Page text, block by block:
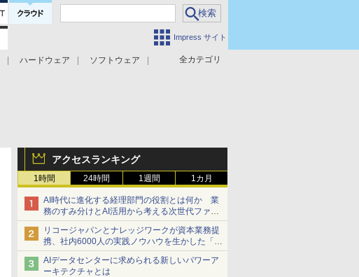
Impress サイト
全カテゴリ
ハードウェア
ソフトウェア
アクセスランキング
1時間 24時間 1週間 1カ月
AI時代に進化する経理部門の役割とは何か 業
務のすみ分けとAI活用から考える次世代ファイ
ナンス戦略
リコージャパンとナレッジワークが資本業務提
携、社内6000人の実践ノウハウを生かした「AI
商談記録 for RICOH」を展開へ
AIデータセンターに求められる新しいパワーア
ーキテクチャとは